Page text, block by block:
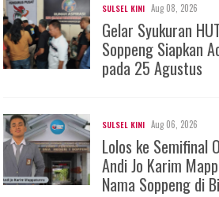
SULSEL KINI Aug 08, 2026
Gelar Syukuran
Soppeng Siapkan
pada 25 Agustus
SULSEL KINI Aug 06, 2026
Lolos ke Semifinal
Andi Jo Karim
Nama Soppeng di